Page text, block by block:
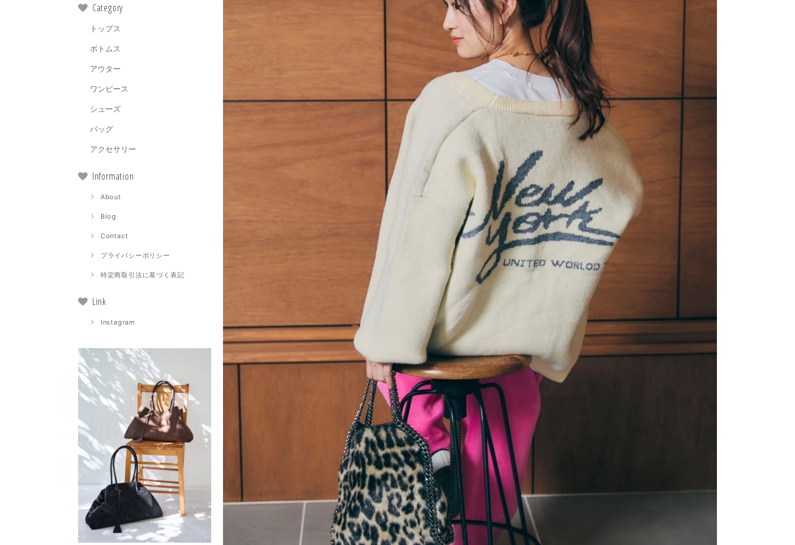
Category
トップス
ボトムス
アウター
ワンピース
シューズ
バッグ
アクセサリー
Information
About
Blog
Contact
プライバシーポリシー
特定商取引法に基づく表記
Link
Instagram